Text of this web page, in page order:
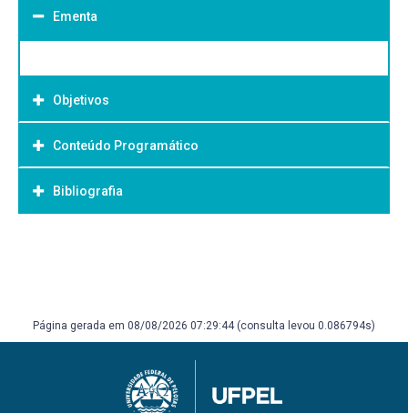
Ementa
Objetivos
Objetivo Geral:
Conteúdo Programático
Bibliografia
Página gerada em 08/08/2026 07:29:44 (consulta levou 0.086794s)